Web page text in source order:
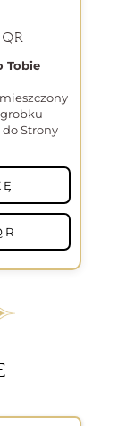
Tobie
Strony